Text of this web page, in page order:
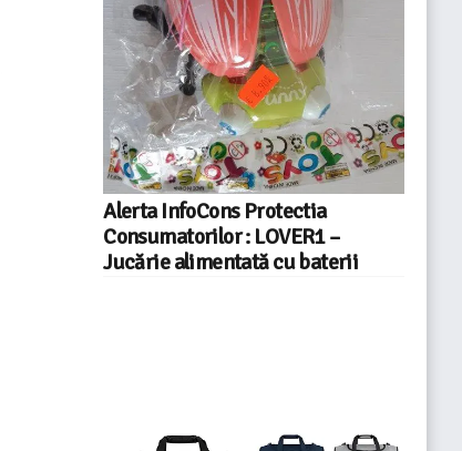
Alerta InfoCons Protectia
Consumatorilor : LOVER1 –
Jucărie alimentată cu baterii